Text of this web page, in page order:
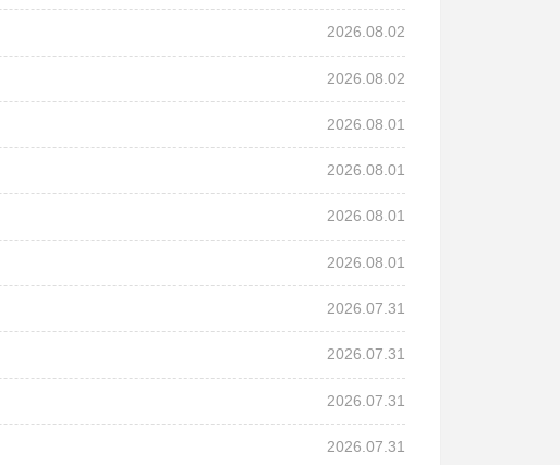
2026.08.02
2026.08.02
2026.08.01
2026.08.01
2026.08.01
2026.08.01
2026.07.31
2026.07.31
2026.07.31
2026.07.31